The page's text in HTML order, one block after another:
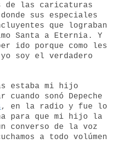
de las caricaturas
donde sus especiales
que lograban
Santa a Eternia. Y
ido porque como les
soy el verdadero
estaba mi hijo
sonó Depeche
, en la radio y fue lo
para que mi hijo la
converso de la voz
a todo volúmen